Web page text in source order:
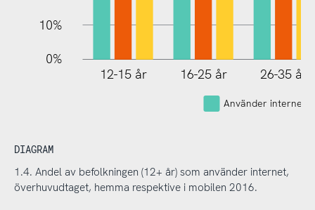
10%
0%
12-15 år 16-25 år 26-35 år
Använder internet
DIAGRAM
1.4. Andel av befolkningen (12+ år) som använder internet,
överhuvudtaget, hemma respektive i mobilen 2016.